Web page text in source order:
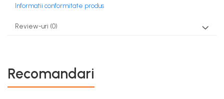
partea frontala a fiecarei piese.
Informatii conformitate produs
Review-uri (0)
Recomandari